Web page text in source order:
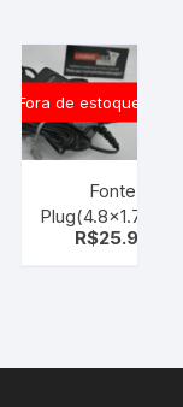
Fora de estoque
Fonte
Plug(4.8×1.7mm)
15V 1.6A
R$25.99